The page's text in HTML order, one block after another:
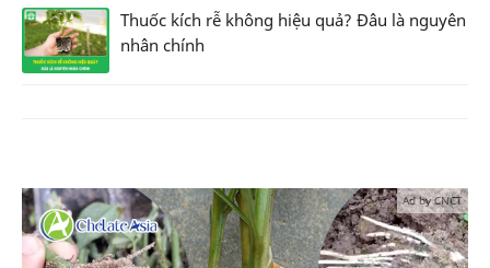
Thuốc kích rễ không hiệu quả? Đâu là nguyên
nhân chính
Ad by CNCT